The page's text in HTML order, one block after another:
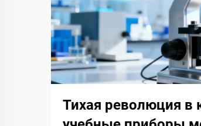
Тихая революция в